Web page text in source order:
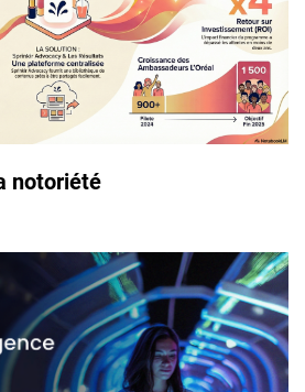
notoriété